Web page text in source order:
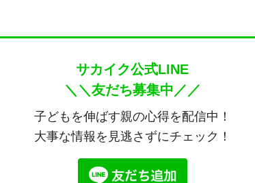
サカイク公式LINE
＼＼友だち募集中／／
子どもを伸ばす親の心得を配信中！
大事な情報を見逃さずにチェック！